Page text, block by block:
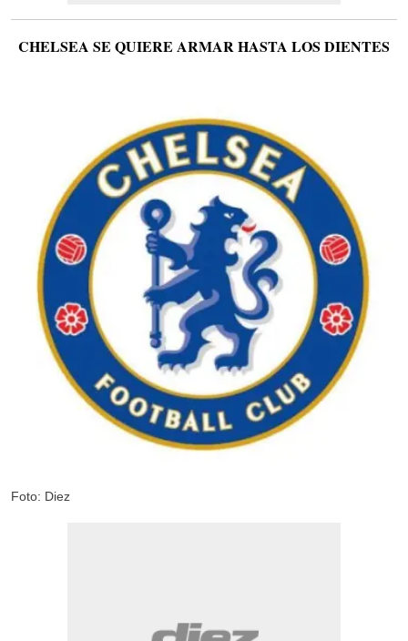
CHELSEA SE QUIERE ARMAR HASTA LOS DIENTES
Foto: Diez